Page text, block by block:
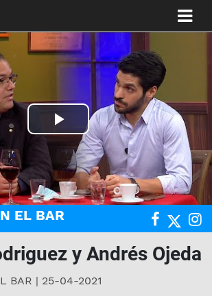
Play
Video
EL BAR
y Andrés Ojeda
BAR | 25-04-2021